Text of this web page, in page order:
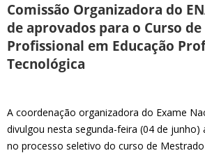
Comissão Organizadora do
de aprovados para o Curso
Profissional em Educação
Tecnológica
A coordenação organizadora do Exame
divulgou nesta segunda-feira (04 de junho)
no processo seletivo do curso de